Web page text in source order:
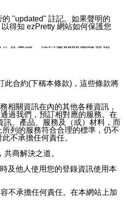
"updated" 註記。如果聲明的
得知 ezPretty 網站如何保護您
共電腦，切記要關閉瀏覽器視
方法、說明或功能連結，隨時
此合約(下稱本條款)，這些條款將
相關資訊在內的其他各種資訊，
過我們，預訂相對應的服務。在
訊、產品、服務及（或）材料，而
列的服務符合合理的標準，仍不
不承擔任何責任。
商解決之道。
及他人使用您的登錄資訊使用本
不承擔任何責任。在本網站上加